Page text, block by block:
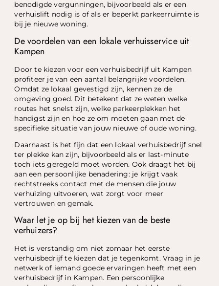
benodigde vergunningen, bijvoorbeeld als er een
verhuislift nodig is of als er beperkt parkeerruimte is
bij je nieuwe woning.
De voordelen van een lokale verhuisservice uit
Kampen
Door te kiezen voor een verhuisbedrijf uit Kampen
profiteer je van een aantal belangrijke voordelen.
Omdat ze lokaal gevestigd zijn, kennen ze de
omgeving goed. Dit betekent dat ze weten welke
routes het snelst zijn, welke parkeerplekken het
handigst zijn en hoe ze om moeten gaan met de
specifieke situatie van jouw nieuwe of oude woning.
Daarnaast is het fijn dat een lokaal verhuisbedrijf snel
ter plekke kan zijn, bijvoorbeeld als er last-minute
toch iets geregeld moet worden. Ook draagt het bij
aan een persoonlijke benadering: je krijgt vaak
rechtstreeks contact met de mensen die jouw
verhuizing uitvoeren, wat zorgt voor meer
vertrouwen en gemak.
Waar let je op bij het kiezen van de beste
verhuizers?
Het is verstandig om niet zomaar het eerste
verhuisbedrijf te kiezen dat je tegenkomt. Vraag in je
netwerk of iemand goede ervaringen heeft met een
verhuisbedrijf in Kampen. Een persoonlijke